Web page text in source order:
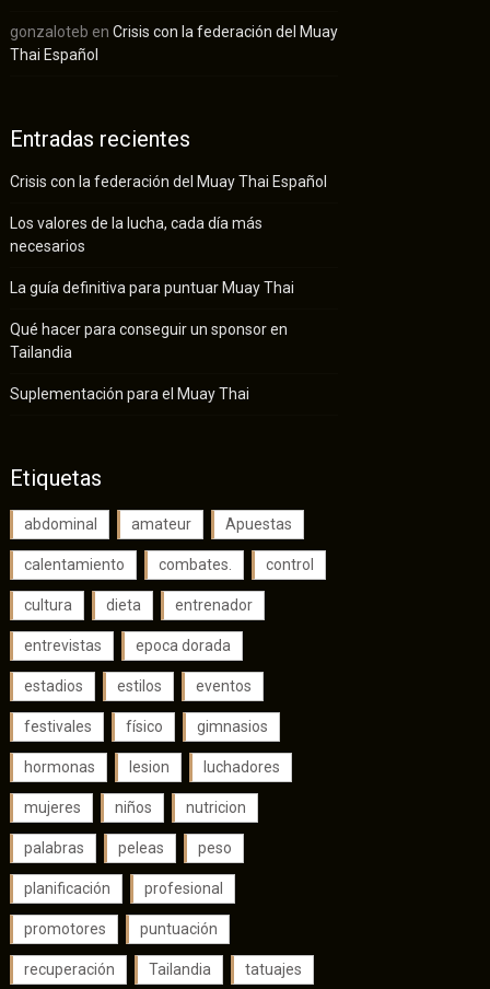
gonzaloteb en Crisis con la federación del Muay
Thai Español
Entradas recientes
Crisis con la federación del Muay Thai Español
Los valores de la lucha, cada día más
necesarios
La guía definitiva para puntuar Muay Thai
Qué hacer para conseguir un sponsor en
Tailandia
Suplementación para el Muay Thai
Etiquetas
abdominal amateur Apuestas
calentamiento combates. control
cultura dieta entrenador
entrevistas epoca dorada
estadios estilos eventos
festivales físico gimnasios
hormonas lesion luchadores
mujeres niños nutricion
palabras peleas peso
planificación profesional
promotores puntuación
recuperación Tailandia tatuajes